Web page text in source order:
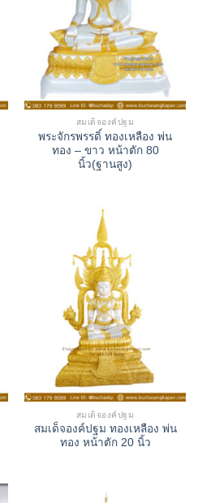
สมเด็จองค์ปฐม
พระจักรพรรดิ์ ทองเหลือง พ่น
ทอง – ขาว หน้าตัก 80
นิ้ว(ฐานสูง)
สมเด็จองค์ปฐม
สมเด็จองค์ปฐม ทองเหลือง พ่น
ทอง หน้าตัก 20 นิ้ว